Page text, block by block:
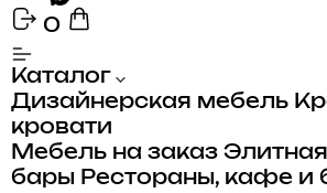
0
Каталог
Дизайнерская мебель
кровати
Мебель на заказ
бары Рестораны, кафе и